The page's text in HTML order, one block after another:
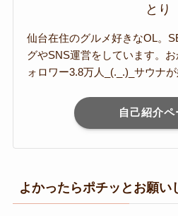
とり
仙台在住のグルメ好きなOL。
グやSNS運営をしています。
ォロワー3.8万人_(._.)_サウナが
自己紹介ペ
よかったらポチッとお願い